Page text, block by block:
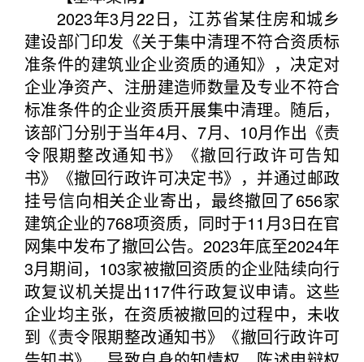
2023年3月22日，江苏省某住房和城乡
建设部门印发《关于集中清理不符合资质标
准条件的建筑业企业资质的通知》，决定对
企业净资产、注册建造师数量及专业不符合
标准条件的企业资质开展集中清理。随后，
该部门分别于当年4月、7月、10月作出《责
令限期整改通知书》《撤回行政许可告知
书》《撤回行政许可决定书》，并通过邮政
挂号信向相关企业寄出，最终撤回了656家
建筑企业的768项资质，同时于11月3日在官
网集中发布了撤回公告。2023年底至2024年
3月期间，103家被撤回资质的企业陆续向行
政复议机关提出117件行政复议申请。这些
企业均主张，在资质被撤回的过程中，未收
到《责令限期整改通知书》《撤回行政许可